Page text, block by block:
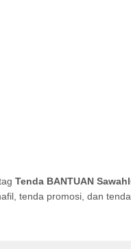
Tenda BANTUAN
tenda promosi, dan